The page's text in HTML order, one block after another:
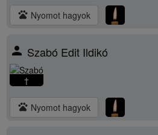
pets Nyomot hagyok
person Szabó Edit Ildikó
†
pets Nyomot hagyok